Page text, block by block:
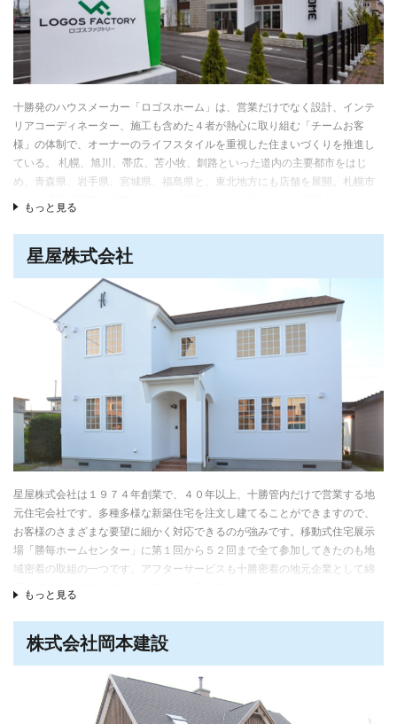
当し、材料の仕入れや大工・基礎・左官などさまざまな専門工事の職人さん
たちとの連携、住宅性能・品質・コストなどの基本を学んだ。30代以降は内
装会社で壁紙やインテリアなどのデザインを、建築家と連携した自由設計の
注文住宅を建てる住宅会社では、建て主の要望を丁寧に伺い、建築家がプラ
ンする意匠性の高いディテール・設計を形にする経験を重ねた。その結果、
顧客の要望を元に、住宅の構造・品質と、意匠・デザイン性を両立させるノ
ウハウを身につけることができた。
顧客に寄り添うために住宅会社を創業
そうした経験と知識が増える一方、担当する案件も増え、多忙を極めるよう
宅会社の元役員や、コーディネイト力が高い若手女性、施工管理の修行中の
若手男性も社員として加わり、大工をはじめ基礎、左官、電気などの専門工
事は、これまでの人脈の中から腕と信頼度の高い人材を起用。自由設計の注
吉田社長は「売上や受注棟数を追いかけすぎて、お客様お一人おひとりのご
要望に向き合えなくなるような住宅会社にはなりたくない。大好きな家づく
りを続けられるように、意匠性の高い家づくり、家具やキッチン、収納など
も含めたこだわりの造作など、他社ではなかなか実現できなかった要望など
も形にできる新築・リフォーム会社として差別化していきたい」と話す。
十勝発のハウスメーカー「ロゴスホーム」は、営業だけでなく設計、インテ
リアコーディネーター、施工も含めた４者が熱心に取り組む「チームお客
様」の体制で、オーナーのライフスタイルを重視した住まいづくりを推進し
ている。 札幌、旭川、帯広、苫小牧、釧路といった道内の主要都市をはじ
め、青森県、岩手県、宮城県、福島県と、東北地方にも店舗を展開。札幌市
十勝地方という日本でも有数の寒い地域にある住宅会社として、①半袖でい
られるほど暖かく高い住宅性能、②暖房料金はしっかり抑える省エネ性能、
③北海道で働く誰もが手の届く価格設定の3点が揃った「十勝型住宅」が同
社の強み。中でも住宅性能においては「２×６工法」を採用し、高性能グラス
ウール16Kを140mm使用した断熱施工をはじめ、アルミを蒸着させた「ダン
シーツ」、外壁内の結露を防ぐ「ウェザーメイトプラス」を使うことで性能
を長く維持できるよう工夫している。
北海道向けの商品ラインナップは、自由設計に対応した注文住宅「フォルテ
ージ デュオ・トレス」、太陽光発電を標準搭載した「エコシア」、シンプル
な四角い家をベースにしたセミオーダー型住宅「ゼロキューブ+ファン」、太
陽光発電と省エネ設備を標準搭載した「ヒカリア」と、さまざまなニーズに
対応している。ほか、建売住宅や土地も取り扱っている。
各エリアのロゴスホーム支店は下記備考欄から参照ください。
もっと見る
星屋株式会社
星屋株式会社は１９７４年創業で、４０年以上、十勝管内だけで営業する地
元住宅会社です。多種多様な新築住宅を注文し建てることができますので、
お客様のさまざまな要望に細かく対応できるのが強みです。移動式住宅展示
場「勝毎ホームセンター」に第１回から５２回まで全て参加してきたのも地
域密着の取組の一つです。アフターサービスも十勝密着の地元企業として綿
密にできますので、住まわれてからも安心です。
もっと見る
株式会社岡本建設